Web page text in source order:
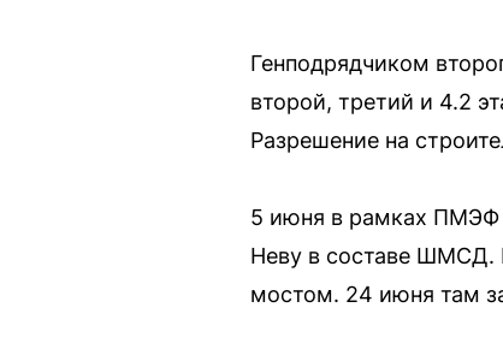
Генподрядчиком
второй, третий и 4.2
Разрешение на
5 июня в рамках ПМЭФ
Неву в составе
мостом. 24 июня там